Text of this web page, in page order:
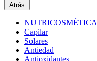
Atrás
NUTRICOSMÉTICA
Capilar
Solares
Antiedad
Antioxidantes